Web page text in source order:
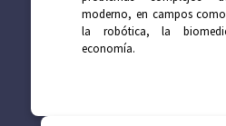
moderno, en campos
la robótica, la
economía.